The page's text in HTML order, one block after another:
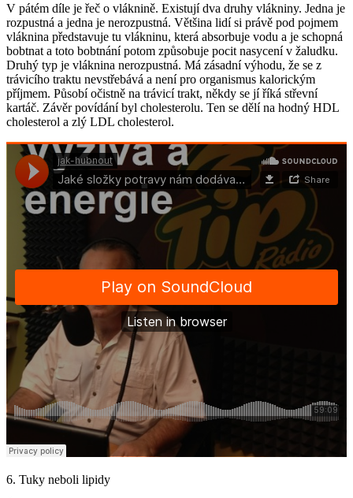
V pátém díle je řeč o vláknině. Existují dva druhy vlákniny. Jedna je
rozpustná a jedna je nerozpustná. Většina lidí si právě pod pojmem
vláknina představuje tu vlákninu, která absorbuje vodu a je schopná
bobtnat a toto bobtnání potom způsobuje pocit nasycení v žaludku.
Druhý typ je vláknina nerozpustná. Má zásadní výhodu, že se z
trávicího traktu nevstřebává a není pro organismus kalorickým
příjmem. Působí očistně na trávicí trakt, někdy se jí říká střevní
kartáč. Závěr povídání byl cholesterolu. Ten se dělí na hodný HDL
cholesterol a zlý LDL cholesterol.
6. Tuky neboli lipidy